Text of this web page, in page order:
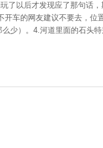
了以后才发现应了那句话
车的网友建议不要去，位
少）。4.河道里面的石头